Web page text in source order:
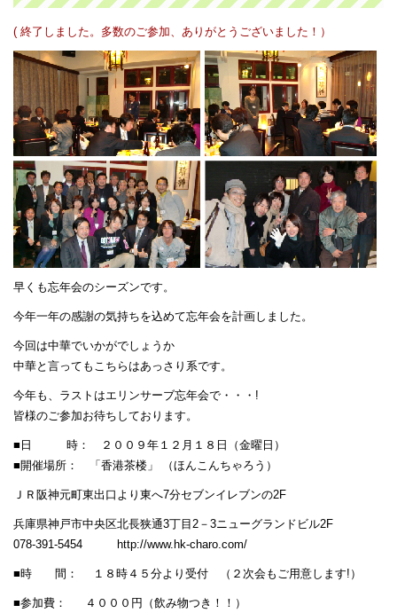
( 終了しました。多数のご参加、ありがとうございました！）
早くも忘年会のシーズンです。
今年一年の感謝の気持ちを込めて忘年会を計画しました。
今回は中華でいかがでしょうか
中華と言ってもこちらはあっさり系です。
今年も、ラストはエリンサーブ忘年会で・・・!
皆様のご参加お待ちしております。
■日 時： ２００９年１２月１８日（金曜日）
■開催場所： 「香港茶楼」 （ほんこんちゃろう）
ＪＲ阪神元町東出口より東へ7分セブンイレブンの2F
兵庫県神戸市中央区北長狭通3丁目2－3ニューグランドビル2F
078-391-5454 http://www.hk-charo.com/
■時 間： １８時４５分より受付 （２次会もご用意します!）
■参加費： ４０００円（飲み物つき！！）